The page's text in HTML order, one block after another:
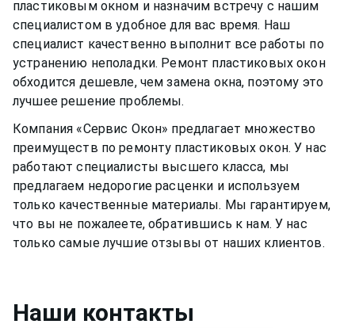
пластиковым окном и назначим встречу с нашим
специалистом в удобное для вас время. Наш
специалист качественно выполнит все работы по
устранению неполадки. Ремонт пластиковых окон
обходится дешевле, чем замена окна, поэтому это
лучшее решение проблемы.
Компания «Сервис Окон» предлагает множество
преимуществ по ремонту пластиковых окон. У нас
работают специалисты высшего класса, мы
предлагаем недорогие расценки и используем
только качественные материалы. Мы гарантируем,
что вы не пожалеете, обратившись к нам. У нас
только самые лучшие отзывы от наших клиентов.
Наши контакты